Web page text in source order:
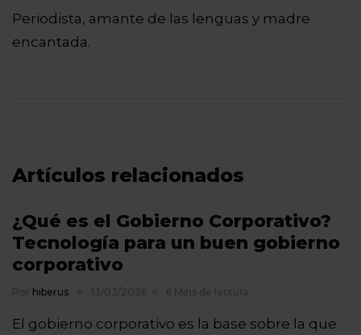
Periodista, amante de las lenguas y madre
encantada.
Artículos relacionados
¿Qué es el Gobierno Corporativo?
Tecnología para un buen gobierno
corporativo
Por hiberus 13/03/2026 6 Mins de lectura
El gobierno corporativo es la base sobre la que